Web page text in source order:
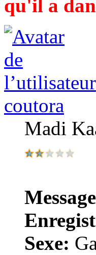
qu'il a
coutora
Madi
Sexe: